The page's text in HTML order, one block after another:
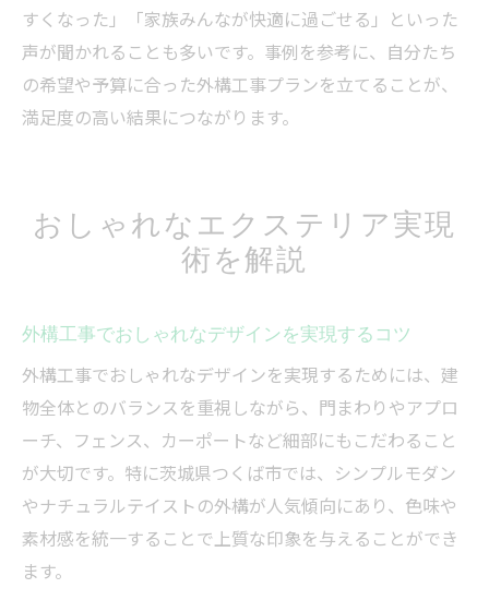
すくなった」「家族みんなが快適に過ごせる」といった
声が聞かれることも多いです。事例を参考に、自分たち
の希望や予算に合った外構工事プランを立てることが、
満足度の高い結果につながります。
おしゃれなエクステリア実現
術を解説
外構工事でおしゃれなデザインを実現するコツ
外構工事でおしゃれなデザインを実現するためには、建
物全体とのバランスを重視しながら、門まわりやアプロ
ーチ、フェンス、カーポートなど細部にもこだわること
が大切です。特に茨城県つくば市では、シンプルモダン
やナチュラルテイストの外構が人気傾向にあり、色味や
素材感を統一することで上質な印象を与えることができ
ます。